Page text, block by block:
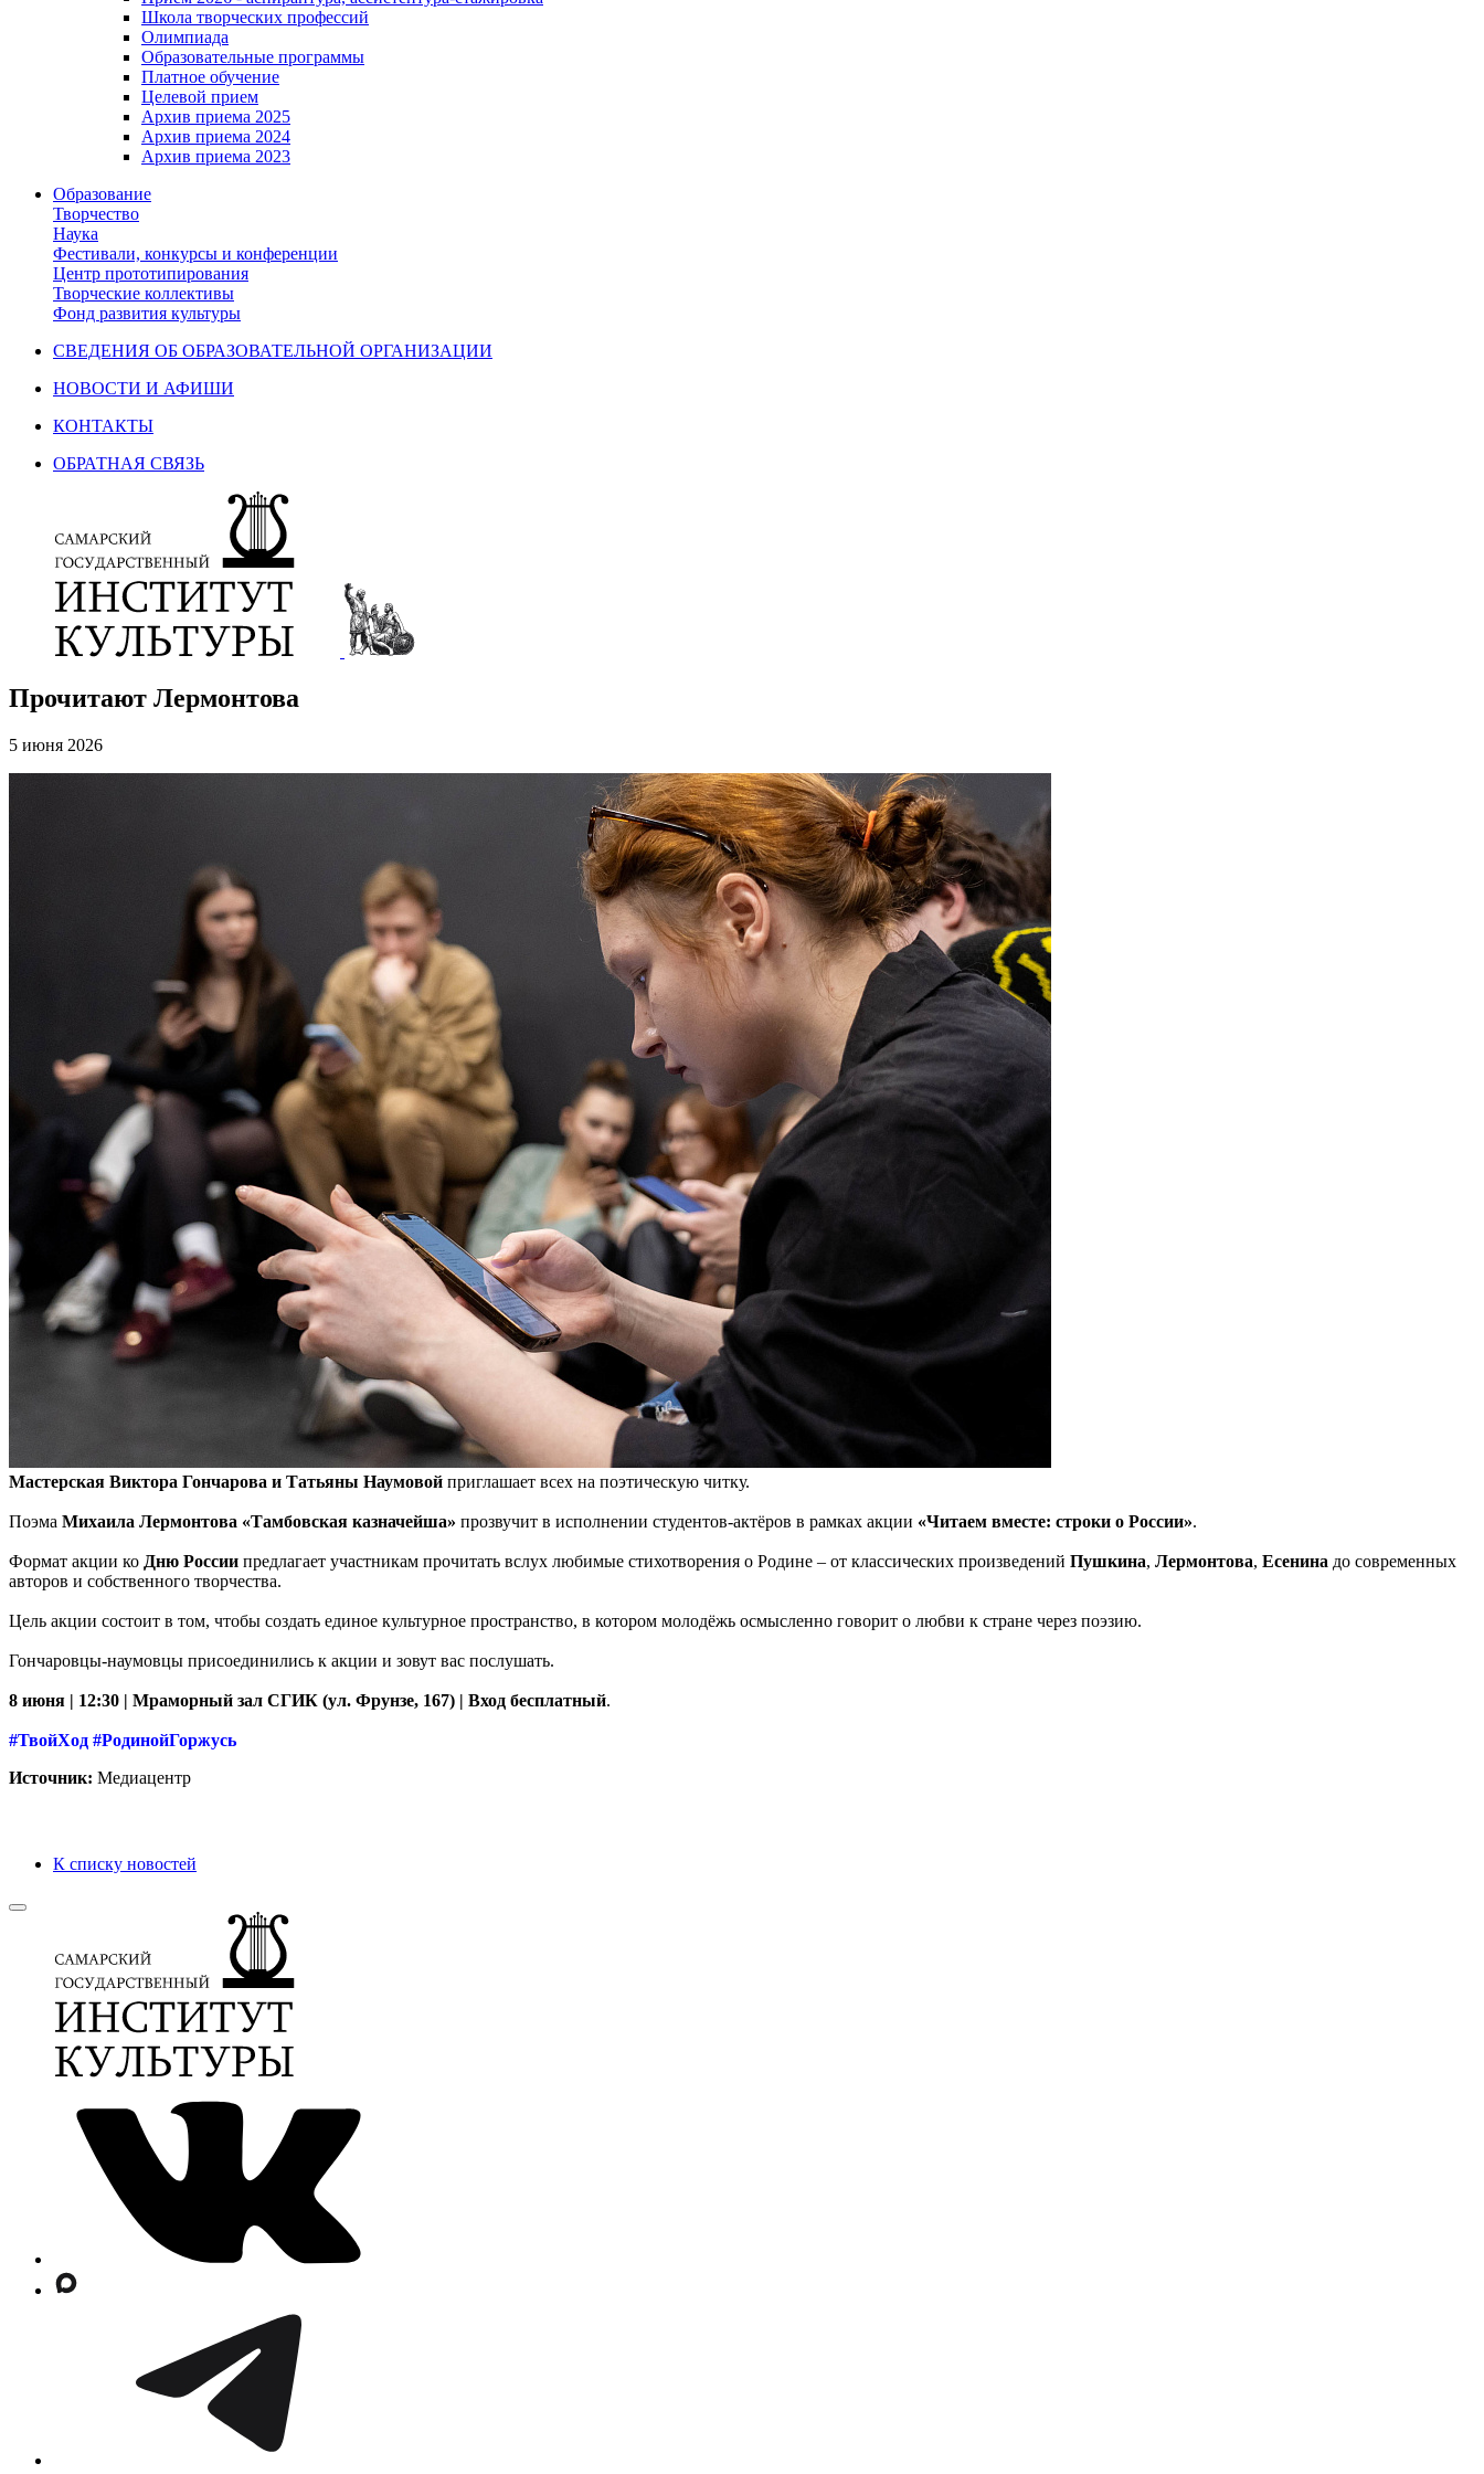
Школа творческих профессий
Олимпиада
Образовательные программы
Платное обучение
Целевой прием
Архив приема 2025
Архив приема 2024
Архив приема 2023
Образование
Творчество
Наука
Фестивали, конкурсы и конференции
Центр прототипирования
Творческие коллективы
Фонд развития культуры
СВЕДЕНИЯ ОБ ОБРАЗОВАТЕЛЬНОЙ ОРГАНИЗАЦИИ
НОВОСТИ И АФИШИ
КОНТАКТЫ
ОБРАТНАЯ СВЯЗЬ
Прочитают Лермонтова
5 июня 2026
Мастерская Виктора Гончарова и Татьяны Наумовой приглашает всех на поэтическую читку.
Поэма Михаила Лермонтова «Тамбовская казначейша» прозвучит в исполнении студентов-актëров в рамках акции «Читаем вместе: строки о России».
Формат акции ко Дню России предлагает участникам прочитать вслух любимые стихотворения о Родине – от классических произведений Пушкина, Лермонтова, Есенина до современных
авторов и собственного творчества.
Цель акции состоит в том, чтобы создать единое культурное пространство, в котором молодёжь осмысленно говорит о любви к стране через поэзию.
Гончаровцы-наумовцы присоединились к акции и зовут вас послушать.
8 июня | 12:30 | Мраморный зал СГИК (ул. Фрунзе, 167) | Вход бесплатный.
#ТвойХод #РодинойГоржусь
Источник: Медиацентр
К списку новостей